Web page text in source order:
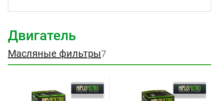
Двигатель
Масляные фильтры7